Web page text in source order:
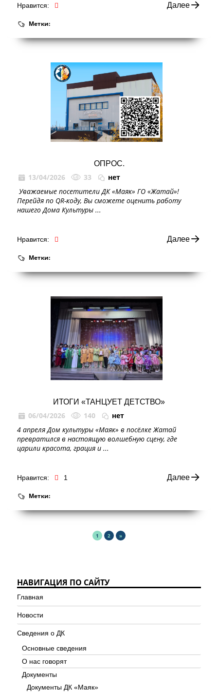
Нравится: Далее
Метки:
ОПРОС.
13/04/2026 33
нет
⁣ Уважаемые посетители ДК «Маяк» ГО «Жатай»! ⁣
Перейдя по QR-коду, Вы сможете оценить работу
нашего Дома Культуры ...
Нравится: Далее
Метки:
ИТОГИ «ТАНЦУЕТ ДЕТСТВО»
06/04/2026 140
нет
4 апреля Дом культуры «Маяк» в посёлке Жатай
превратился в настоящую волшебную сцену, где
царили красота, грация и ...
Нравится: 1 Далее
Метки:
1 2 »
НАВИГАЦИЯ ПО САЙТУ
Главная
Новости
Сведения о ДК
Основные сведения
О нас говорят
Документы
Документы ДК «Маяк»